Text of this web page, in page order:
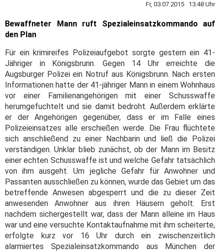
Fr, 03.07.2015 13:48 Uhr
Bewaffneter Mann ruft Spezialeinsatzkommando auf
den Plan
Für ein krimireifes Polizeiaufgebot sorgte gestern ein 41-
Jähriger in Königsbrunn. Gegen 14 Uhr erreichte die
Augsburger Polizei ein Notruf aus Königsbrunn. Nach ersten
Informationen hatte der 41-jähriger Mann in einem Wohnhaus
vor einer Familienangehörigen mit einer Schusswaffe
herumgefuchtelt und sie damit bedroht. Außerdem erklärte
er der Angehörigen gegenüber, dass er im Falle eines
Polizeieinsatzes alle erschießen werde. Die Frau flüchtete
sich anschließend zu einer Nachbarin und ließ die Polizei
verständigen. Unklar blieb zunächst, ob der Mann im Besitz
einer echten Schusswaffe ist und welche Gefahr tatsächlich
von ihm ausgeht. Um jegliche Gefahr für Anwohner und
Passanten ausschließen zu können, wurde das Gebiet um das
betreffende Anwesen abgesperrt und die zu dieser Zeit
anwesenden Anwohner aus ihren Häusern geholt. Erst
nachdem sichergestellt war, dass der Mann alleine im Haus
war und eine versuchte Kontaktaufnahme mit ihm scheiterte,
erfolgte kurz vor 16 Uhr durch ein zwischenzeitlich
alarmiertes Spezialeinsatzkommando aus München der